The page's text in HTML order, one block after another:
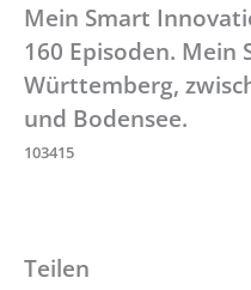
Mein Smart
160 Episoden. Mein
Württemberg,
und Bodensee.
103415
Teilen